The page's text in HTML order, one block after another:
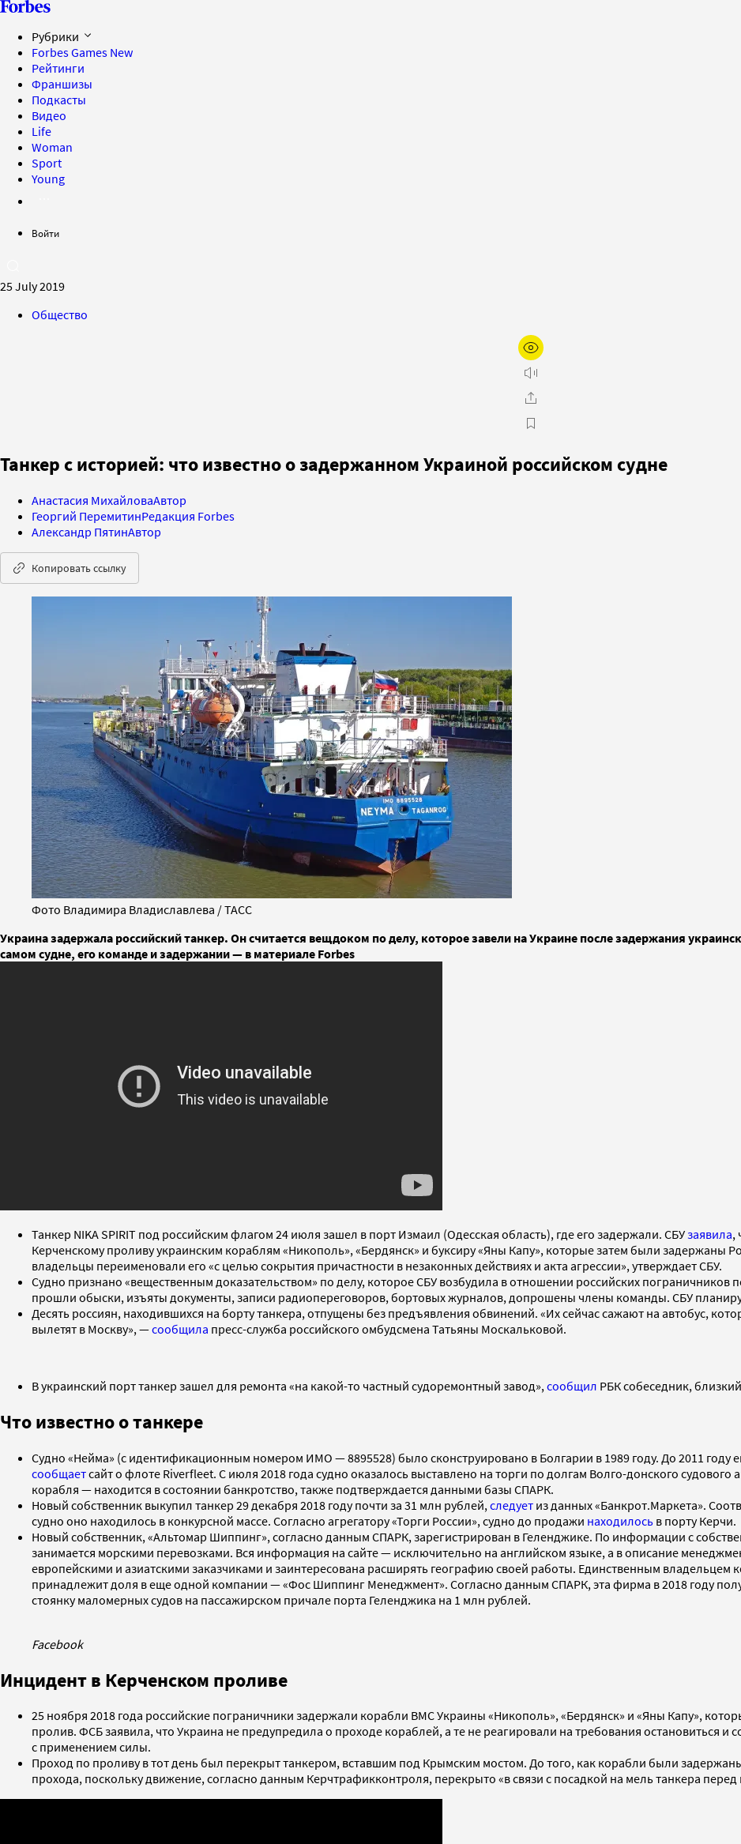
Рубрики
Forbes Games New
Рейтинги
Франшизы
Подкасты
Видео
Life
Woman
Sport
Young
Войти
25 July 2019
Общество
Танкер с историей: что известно о задержанном Украиной российском судне
Анастасия МихайловаАвтор
Георгий ПеремитинРедакция Forbes
Александр ПятинАвтор
Копировать ссылку
Фото Владимира Владиславлева / ТАСС
Украина задержала российский танкер. Он считается вещдоком по делу, которое завели на Украине после задержания
самом судне, его команде и задержании — в материале Forbes
Танкер NIKA SPIRIT под российским флагом 24 июля зашел в порт Измаил (Одесская область), где его задержали. СБУзаявила,
Керченскому проливу украинским кораблям «Никополь», «Бердянск» и буксиру «Яны Капу», которые затем были задержаны
владельцы переименовали его «с целью сокрытия причастности в незаконных действиях и акта агрессии», утверждает СБУ.
Судно признано «вещественным доказательством» по делу, которое СБУ возбудила в отношении российских пограничников
прошли обыски, изъяты документы, записи радиопереговоров, бортовых журналов, допрошены члены команды. СБУ
Десять россиян, находившихся на борту танкера, отпущены без предъявления обвинений. «Их сейчас сажают на автобус,
вылетят в Москву», —сообщила пресс-служба российского омбудсмена Татьяны Москальковой.
В украинский порт танкер зашел для ремонта «на какой-то частный судоремонтный завод», сообщил РБК собеседник,
Что известно о танкере
Судно «Нейма» (с идентификационным номером ИМО — 8895528) было сконструировано в Болгарии в 1989 году. До 2011 году
сообщаетсайт о флоте Riverfleet. С июля 2018 года судно оказалось выставлено на торги по долгам Волго-донского
корабля — находится в состоянии банкротство, также подтверждается данными базы СПАРК.
Новый собственник выкупил танкер 29 декабря 2018 году почти за 31 млн рублей, следует из данных «Банкрот.Маркета».
судно оно находилось в конкурсной массе. Согласно агрегатору «Торги России», судно до продажи находилось в порту Керчи.
Новый собственник, «Альтомар Шиппинг», согласно данным СПАРК, зарегистрирован в Геленджике. По информации с
занимается морскими перевозками. Вся информация на сайте — исключительно на английском языке, а в описание
европейскими и азиатскими заказчиками и заинтересована расширять географию своей работы. Единственным владельцем
принадлежит доля в еще одной компании — «Фос Шиппинг Менеджмент». Согласно данным СПАРК, эта фирма в 2018 году
стоянку маломерных судов на пассажирском причале порта Геленджика на 1 млн рублей.
Facebook
Инцидент в Керченском проливе
25 ноября 2018 года российские пограничники задержали корабли ВМС Украины «Никополь», «Бердянск» и «Яны Капу»,
пролив. ФСБ заявила, что Украина не предупредила о проходе кораблей, а те не реагировали на требования остановиться
с применением силы.
Проход по проливу в тот день был перекрыт танкером, вставшим под Крымским мостом. До того, как корабли были
прохода, поскольку движение, согласно данным Керчтрафикконтроля, перекрыто «в связи с посадкой на мель танкера перед